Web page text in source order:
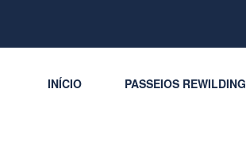
INÍCIO PASSEIOS REWILDING